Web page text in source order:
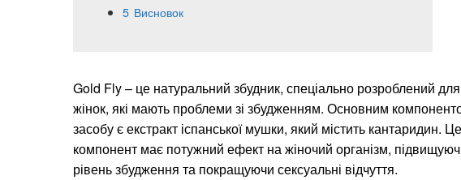
5 Висновок
Gold Fly – це натуральний збудник, спеціально розроблений для
жінок, які мають проблеми зі збудженням. Основним
засобу є екстракт іспанської мушки, який містить кантаридин.
компонент має потужний ефект на жіночий організм,
рівень збудження та покращуючи сексуальні відчуття.